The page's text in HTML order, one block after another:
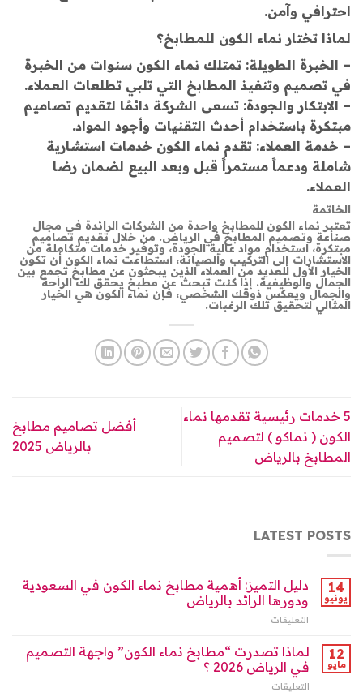
احترافي وآمن.
لماذا تختار نماء الكون للمطابخ؟
– الخبرة الطويلة: تمتلك نماء الكون سنوات من الخبرة
في تصميم وتنفيذ المطابخ التي تلبي تطلعات العملاء.
– الابتكار والجودة: تسعى الشركة دائمًا لتقديم تصاميم
مبتكرة باستخدام أحدث التقنيات وأجود المواد.
– خدمة العملاء: تقدم نماء الكون خدمات استشارية
شاملة ودعماً مستمراً قبل وبعد البيع لضمان رضا
العملاء.
الخاتمة
تعتبر نماء الكون للمطابخ واحدة من الشركات الرائدة في مجال
صناعة وتصميم المطابخ في الرياض. من خلال تقديم تصاميم
مبتكرة، استخدام مواد عالية الجودة، وتوفير خدمات متكاملة من
الاستشارات إلى التركيب والصيانة، استطاعت نماء الكون أن تكون
الخيار الأول للعديد من العملاء الذين يبحثون عن مطابخ تجمع بين
الجمال والوظيفية. إذا كنت تبحث عن مطبخ يحقق لك الراحة
والجمال ويعكس ذوقك الشخصي، فإن نماء الكون هي الخيار
المثالي لتحقيق تلك الرغبات.
5 خدمات رئيسية تقدمها نماء
الكون ( نماكو ) لتصميم
المطابخ بالرياض
أفضل تصاميم مطابخ
بالرياض 2025
LATEST POSTS
14
يونيو
دليل التميز: أهمية مطابخ نماء الكون في السعودية
ودورها الرائد بالرياض
التعليقات
التميز:
أهمية
مطابخ
12
مايو
لماذا تصدرت “مطابخ نماء الكون” واجهة التصميم
في الرياض 2026 ؟
التعليقات